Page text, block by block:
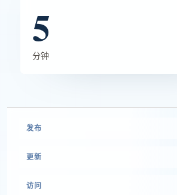
5
分钟
发布
更新
访问